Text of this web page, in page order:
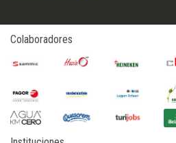
Colaboradores